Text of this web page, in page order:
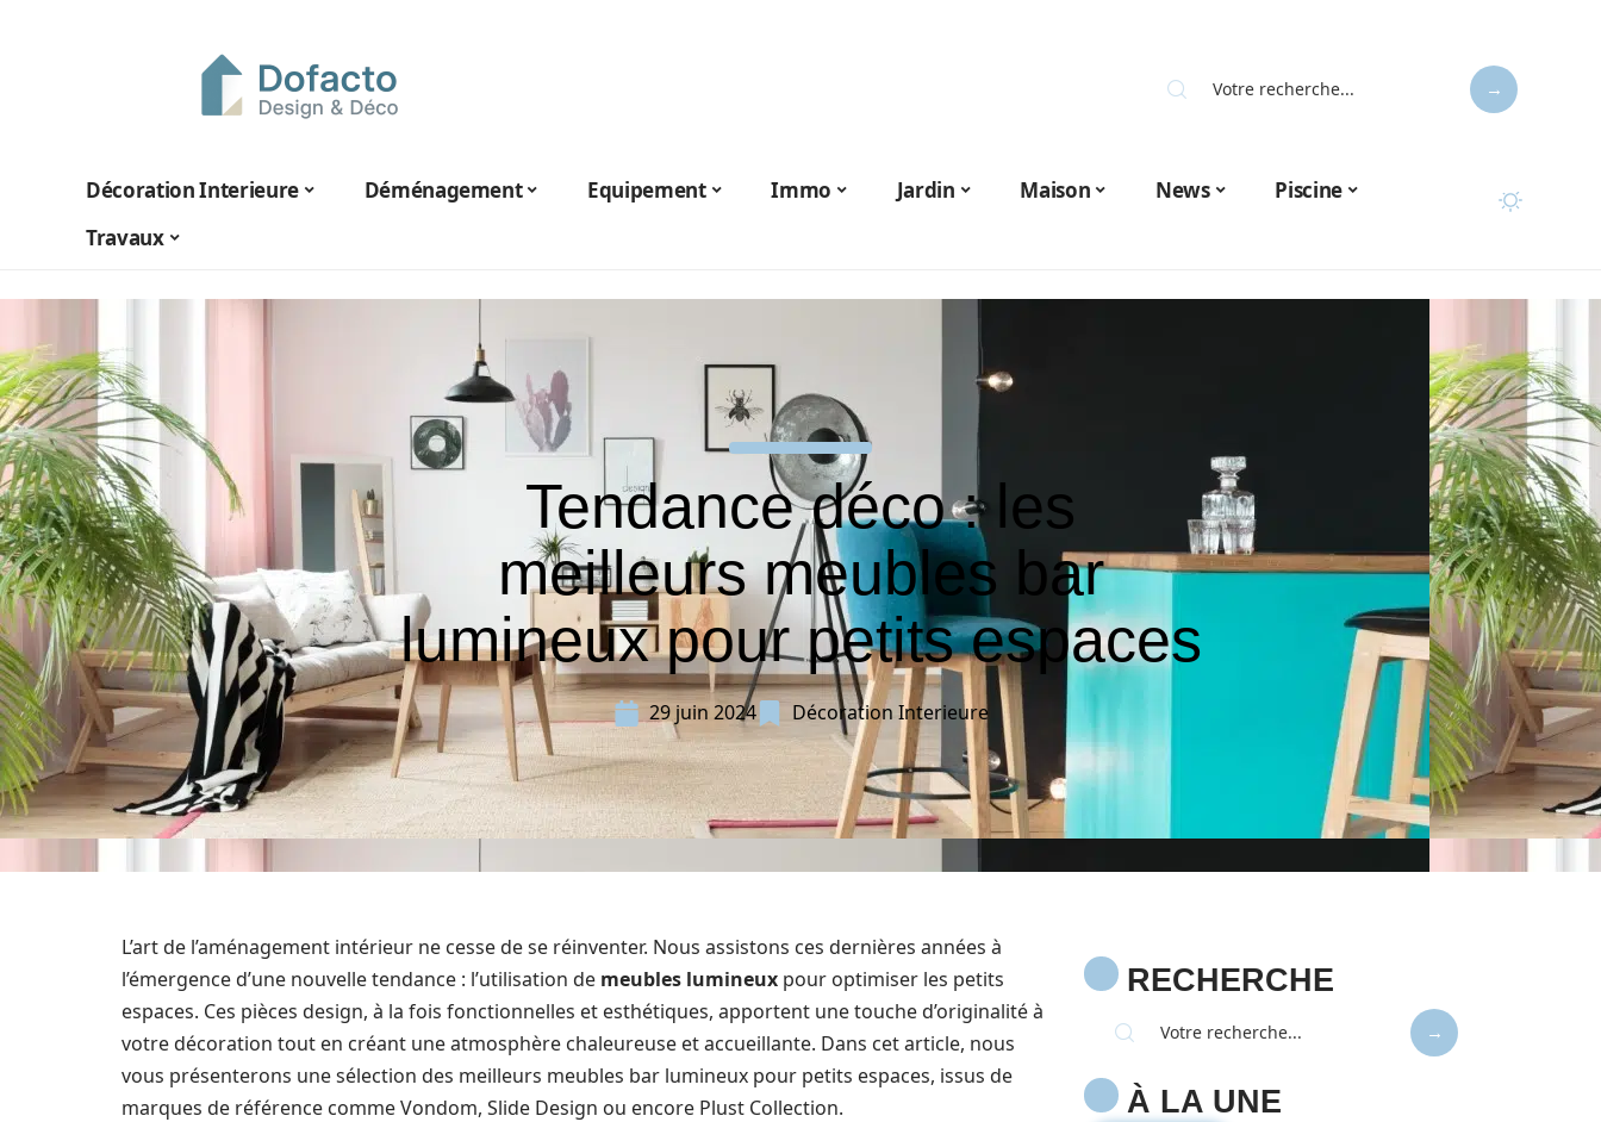
Décoration Interieure Déménagement Equipement Immo Jardin Maison News
Piscine
Travaux
Tendance déco : les
meilleurs meubles bar
lumineux pour petits espaces
29 juin 2024 Décoration Interieure
L’art de l’aménagement intérieur ne cesse de se réinventer. Nous assistons ces dernières années à
l’émergence d’une nouvelle tendance : l’utilisation de meubles lumineux pour optimiser les petits
espaces. Ces pièces design, à la fois fonctionnelles et esthétiques, apportent une touche d’originalité à
votre décoration tout en créant une atmosphère chaleureuse et accueillante. Dans cet article, nous
vous présenterons une sélection des meilleurs meubles bar lumineux pour petits espaces, issus de
marques de référence comme Vondom, Slide Design ou encore Plust Collection.
RECHERCHE
À LA UNE